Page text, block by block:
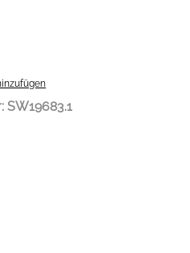
SW19683.1